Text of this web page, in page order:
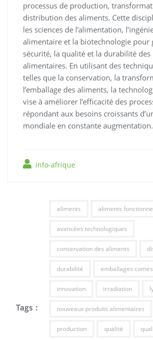
processus de production,
distribution des aliments. Cette
les sciences de l’alimentation,
alimentaire et la biotechnologie pour
sécurité, la qualité et la durabilité
alimentaires. En utilisant des
telles que la conservation, la
l’emballage des aliments, la
vise à améliorer l’efficacité des
répondant aux besoins croissants
mondiale en constante augmentation.
info-afrique
Tags :
aliments aliments
avancées technologiques
conservation des aliments
durabilité emballages
innovation irradiation
nouveaux produits alimentaires
production qualité